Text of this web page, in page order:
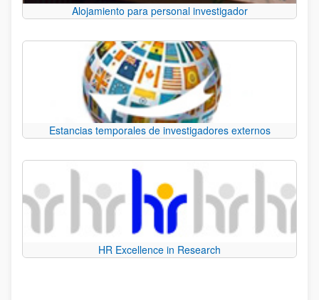
Alojamiento para personal investigador
Estancias temporales de investigadores externos
HR Excellence in Research